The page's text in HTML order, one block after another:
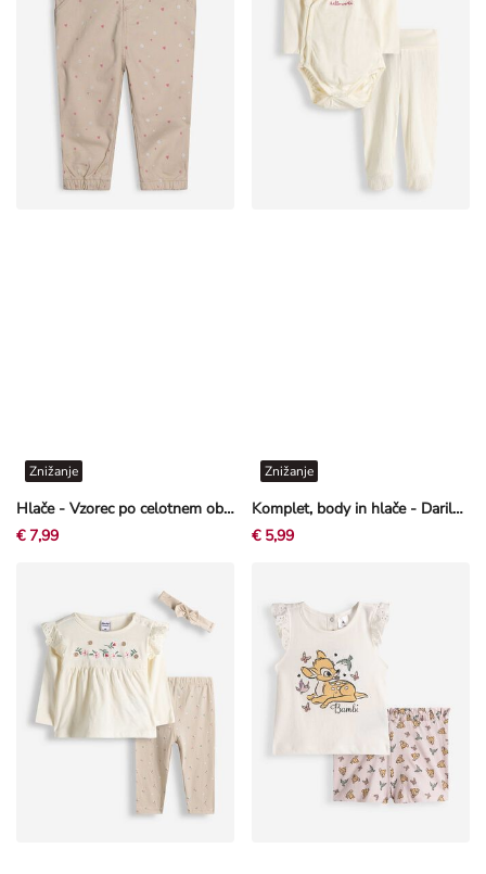
Hlače - Vzorec po celotnem oblačilu - bež
Znižanje
€ 7,99
Komplet, body in hlače - Darilni komplet - Off-White bela
Znižanje
€ 5,99